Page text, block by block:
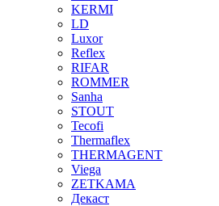
KERMI
LD
Luxor
Reflex
RIFAR
ROMMER
Sanha
STOUT
Tecofi
Thermaflex
THERMAGENT
Viega
ZETKAMA
Декаст